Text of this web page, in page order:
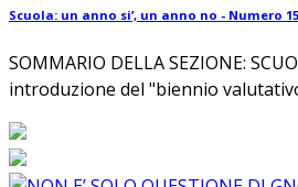
Scuola: un anno si’, un anno no - Numero 15
SOMMARIO DELLA SEZIONE:
introduzione del "biennio